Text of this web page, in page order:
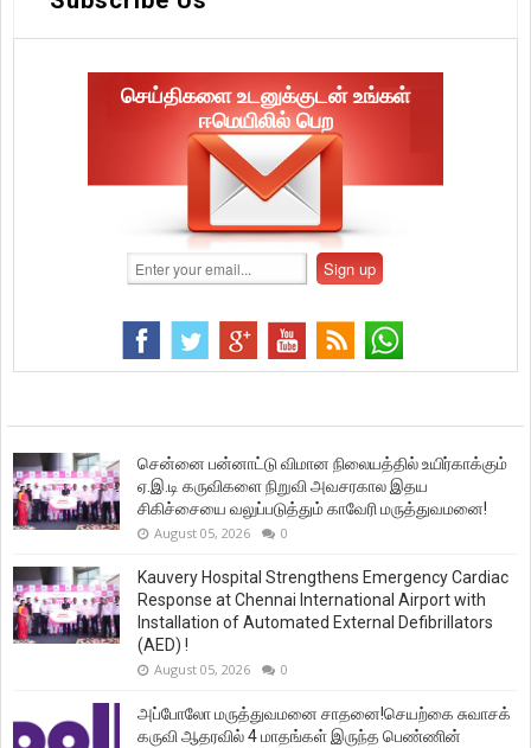
செய்திகளை உடனுக்குடன் உங்கள்
ஈமெயிலில் பெற
சென்னை பன்னாட்டு விமான நிலையத்தில் உயிர்காக்கும்
ஏ.இ.டி கருவிகளை நிறுவி அவசரகால இதய
சிகிச்சையை வலுப்படுத்தும் காவேரி மருத்துவமனை!
August 05, 2026 0
Kauvery Hospital Strengthens Emergency Cardiac
Response at Chennai International Airport with
Installation of Automated External Defibrillators
(AED) !
August 05, 2026 0
அப்போலோ மருத்துவமனை சாதனை!செயற்கை சுவாசக்
கருவி ஆதரவில் 4 மாதங்கள் இருந்த பெண்ணின்